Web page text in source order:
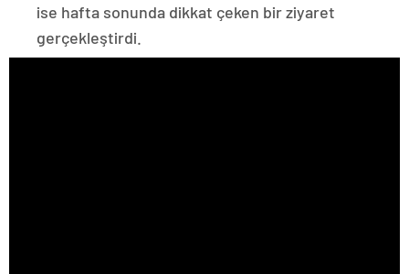
ise hafta sonunda dikkat çeken bir ziyaret
gerçekleştirdi.